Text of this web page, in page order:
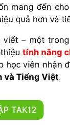
mang đến
quả hơn và
– một
tính năng
học viên nhận
và Tiếng Việt.
TAK12